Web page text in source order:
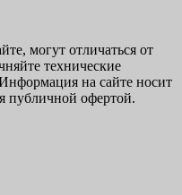
могут отличаться от
технические
на сайте носит
публичной офертой.